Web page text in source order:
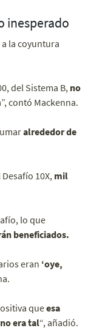
inesperado
la coyuntura
del Sistema B, no
contó Mackenna.
alrededor de
10X, mil
lo que
beneficiados.
eran ‘oye,
queesa
era tal“, añadió.